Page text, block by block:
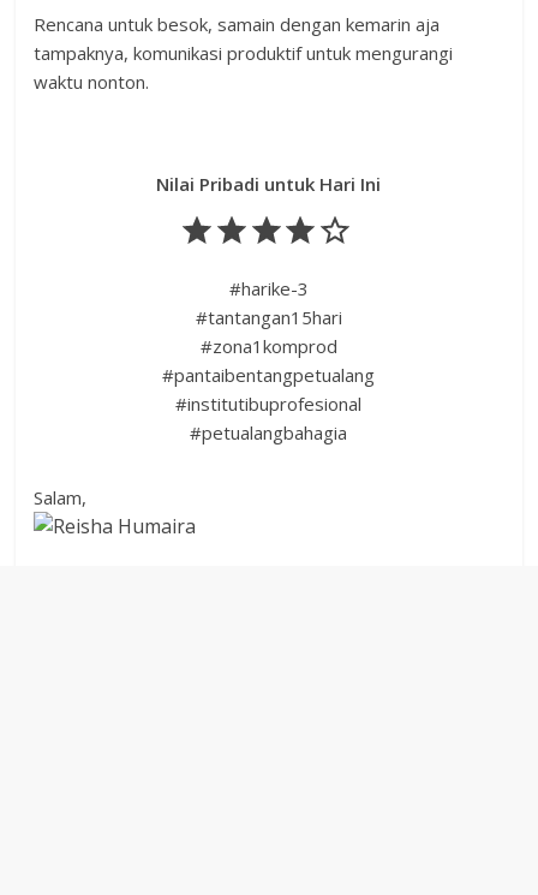
Rencana untuk besok, samain dengan kemarin aja
tampaknya, komunikasi produktif untuk mengurangi
waktu nonton.
Nilai Pribadi untuk Hari Ini
#harike-3
#tantangan15hari
#zona1komprod
#pantaibentangpetualang
#institutibuprofesional
#petualangbahagia
Salam,